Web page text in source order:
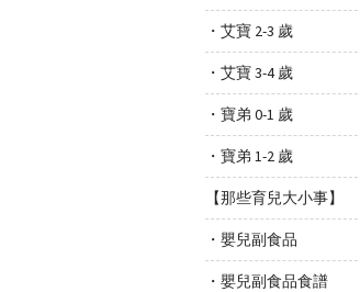
・艾寶 2-3 歲
・艾寶 3-4 歲
・寶弟 0-1 歲
・寶弟 1-2 歲
【那些育兒大小事】
・嬰兒副食品
・嬰兒副食品食譜